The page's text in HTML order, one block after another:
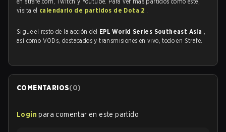
visita el calendario de partidos de Dota 2 .
Sigue el resto de la acción del EPL World Series Southeast Asia ,
así como VODs, destacados y transmisiones en vivo, todo en Strafe.
COMENTARIOS(0)
Login para comentar en este partido